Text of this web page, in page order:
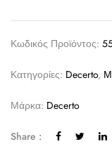
Κωδικός Προϊόντος:
Κατηγορίες: Decerto,
Μάρκα: Decerto
Share :